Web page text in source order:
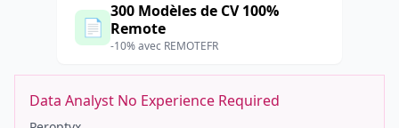
📄
300 Modèles de CV 100%
Remote
-10% avec REMOTEFR
Data Analyst No Experience Required